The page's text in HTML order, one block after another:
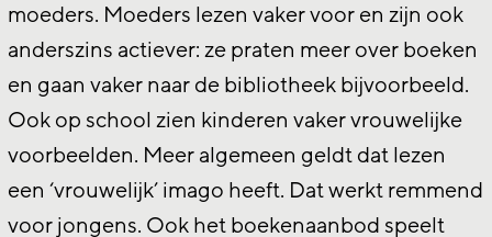
moeders. Moeders lezen vaker voor en zijn ook
anderszins actiever: ze praten meer over boeken
en gaan vaker naar de bibliotheek bijvoorbeeld.
Ook op school zien kinderen vaker vrouwelijke
voorbeelden. Meer algemeen geldt dat lezen
een ‘vrouwelijk’ imago heeft. Dat werkt remmend
voor jongens. Ook het boekenaanbod speelt